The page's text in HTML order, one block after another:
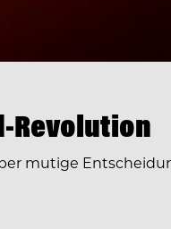
Revolution
mutige